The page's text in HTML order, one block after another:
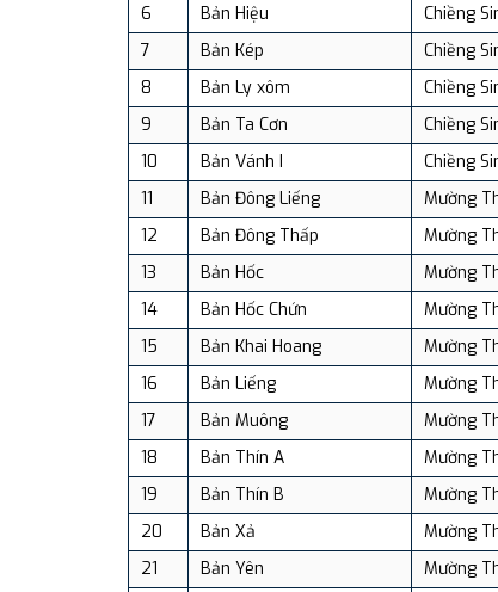
6
Bản Hiệu Chiềng
7
Bản Kép Chiềng
8
Bản Ly xôm Chiềng
9
Bản Ta Cơn Chiềng
10
Bản Vánh I Chiềng
11
Bản Đông Liếng Mường
12
Bản Đông Thấp Mường
13
Bản Hốc Mường
14
Bản Hốc Chứn Mường
15
Bản Khai Hoang Mường
16
Bản Liếng Mường
17
Bản Muông Mường
18
Bản Thín A Mường
19
Bản Thín B Mường
20
Bản Xả Mường
21
Bản Yên Mường